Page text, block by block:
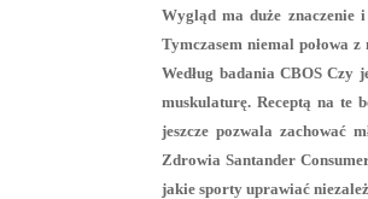
Wygląd ma duże znaczenie
Tymczasem niemal połowa
Według badania CBOS Czy
muskulaturę. Receptą na te
jeszcze pozwala zachować
Zdrowia Santander
jakie sporty uprawiać